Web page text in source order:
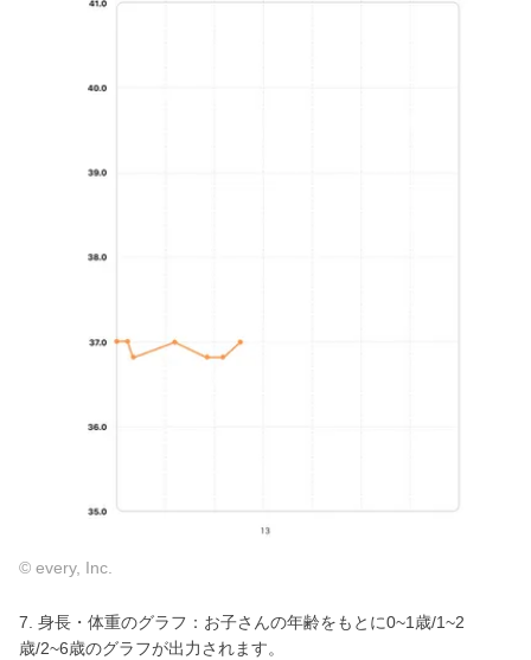
© every, Inc.
7. 身長・体重のグラフ：お子さんの年齢をもとに0~1歳/1~2
歳/2~6歳のグラフが出力されます。